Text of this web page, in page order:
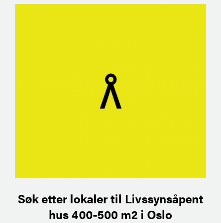
Søk etter lokaler til Livssynsåpent
hus 400-500 m2 i Oslo